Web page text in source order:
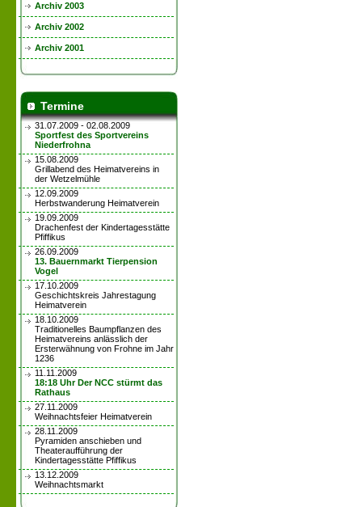
Archiv 2003
Archiv 2002
Archiv 2001
Termine
31.07.2009 - 02.08.2009
Sportfest des Sportvereins
Niederfrohna
15.08.2009
Grillabend des Heimatvereins in
der Wetzelmühle
12.09.2009
Herbstwanderung Heimatverein
19.09.2009
Drachenfest der Kindertagesstätte
Pfiffikus
26.09.2009
13. Bauernmarkt Tierpension
Vogel
17.10.2009
Geschichtskreis Jahrestagung
Heimatverein
18.10.2009
Traditionelles Baumpflanzen des
Heimatvereins anlässlich der
Ersterwähnung von Frohne im Jahr
1236
11.11.2009
18:18 Uhr Der NCC stürmt das
Rathaus
27.11.2009
Weihnachtsfeier Heimatverein
28.11.2009
Pyramiden anschieben und
Theateraufführung der
Kindertagesstätte Pfiffikus
13.12.2009
Weihnachtsmarkt